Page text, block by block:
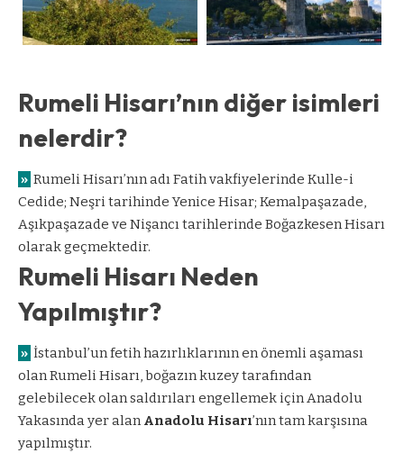
Rumeli Hisarı’nın diğer isimleri
nelerdir?
» Rumeli Hisarı’nın adı Fatih vakfiyelerinde Kulle-i
Cedide; Neşri tarihinde Yenice Hisar; Kemalpaşazade,
Aşıkpaşazade ve Nişancı tarihlerinde Boğazkesen Hisarı
olarak geçmektedir.
Rumeli Hisarı Neden
Yapılmıştır?
» İstanbul’un fetih hazırlıklarının en önemli aşaması
olan Rumeli Hisarı, boğazın kuzey tarafından
gelebilecek olan saldırıları engellemek için Anadolu
Yakasında yer alanAnadolu Hisarı’nın tam karşısına
yapılmıştır.